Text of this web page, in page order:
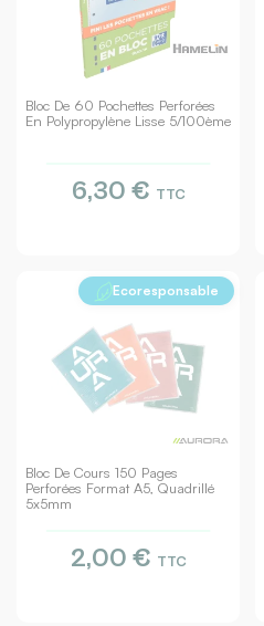
Bloc De 60 Pochettes Perforées
En Polypropylène Lisse 5/100ème
6,30 € TTC
Bloc De Cours 150 Pages
Perforées Format A5, Quadrillé
5x5mm
Ecoresponsable
2,00 € TTC